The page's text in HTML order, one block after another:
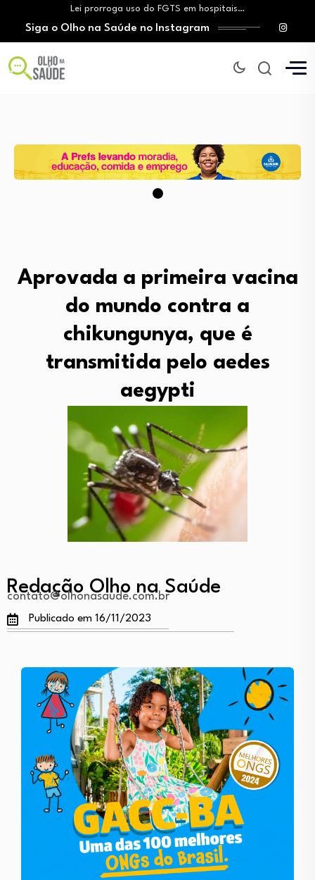
Lei prorroga uso do FGTS em hospitais…
Brasil registra alta taxa de diagnósticos tardios…
O Monte Tabor entrega à Bahia um…
Aleitamento materno: Salvador amplia ações de incentivo…
Medicamento incorporado ao SUS reduz em até…
Siga o Olho na Saúde no Instagram
Aprovada a primeira vacina
do mundo contra a
chikungunya, que é
transmitida pelo aedes
aegypti
Redação Olho na Saúde
contato@olhonasaude.com.br
Publicado em 16/11/2023